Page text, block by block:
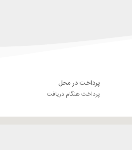
پرداخت در محل
پرداخت هنگام دریافت